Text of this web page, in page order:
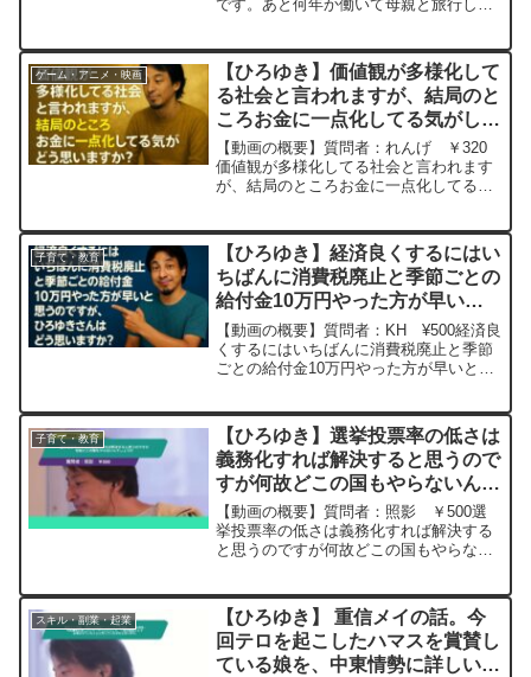
き 20230919
です。あと何年か働いて母親と旅行した
げで生きる希望を持てました。ありがと
うございます。元動画：...
ゲーム・アニメ・映画
【ひろゆき】価値観が多様化して
る社会と言われますが、結局のと
ころお金に一点化してる気がしま
すがどう思いますか？ー ひろゆ
き切り抜き 20251103
【動画の概要】質問者：れんげ ￥320
価値観が多様化してる社会と言われます
が、結局のところお金に一点化してる気
る.HIKARI BEER L21 ひろゆき
さんの動画...
子育て・教育
【ひろゆき】経済良くするにはい
ちばんに消費税廃止と季節ごとの
給付金10万円やった方が早いと
思うのですが、ひろゆきさんはど
う思いますか？ー ひろゆき切り
抜き 20251103
【動画の概要】質問者：KH ¥500経済良
くするにはいちばんに消費税廃止と季節
ごとの給付金10万円やった方が早いと思
日常を見られる.HIKARI BEER
L21 ...
子育て・教育
【ひろゆき】選挙投票率の低さは
義務化すれば解決すると思うので
すが何故どこの国もやらないんで
しょうか。ー ひろゆき切り抜
き 20240216
【動画の概要】質問者：照影 ￥500選
挙投票率の低さは義務化すれば解決する
と思うのですが何故どこの国もやらない
育や納税が義務なのと同様で選挙参加も
義務にするべきです。元...
スキル・副業・起業
【ひろゆき】 重信メイの話。今
回テロを起こしたハマスを賞賛し
ている娘を、中東情勢に詳しいジ